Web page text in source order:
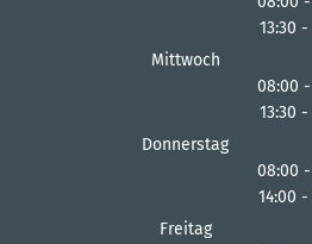
13:30 -
Mittwoch
08:00 -
13:30 -
Donnerstag
08:00 -
14:00 -
Freitag